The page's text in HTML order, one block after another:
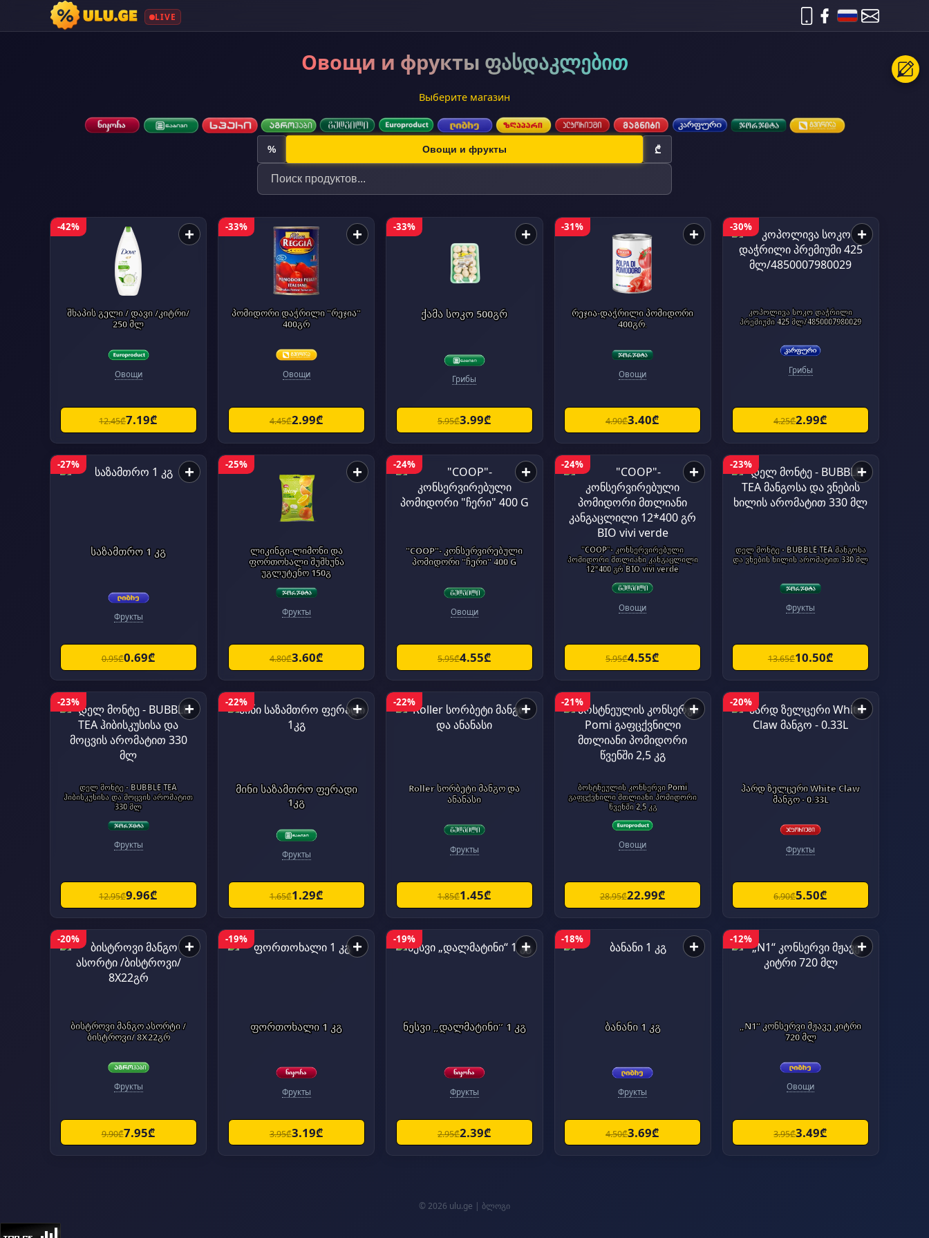
LIVE
Овощи и фрукты ფასდაკლებით
Выберите магазин
% Овощи и фрукты ₾
-42% +
შხაპის გელი / დავი /კიტრი/
250 მლ
Овощи
12.45₾7.19₾
-33% +
პომიდორი დაჭრილი "რეჯია"
400გრ
Овощи
4.45₾2.99₾
-33% +
ქამა სოკო 500გრ
Грибы
5.95₾3.99₾
-31% +
რეჯია-დაჭრილი პომიდორი
400გრ.
Овощи
4.90₾3.40₾
-30% +
კოპოლივა სოკო დაჭრილი
პრემიუმი 425 მლ/4850007980029
Грибы
4.25₾2.99₾
-27% +
საზამთრო 1 კგ
Фрукты
0.95₾0.69₾
-25% +
ლიკინგი-ლიმონი და
ფორთოხალი შუშხუნა
უგლუტენო 150გ
Фрукты
4.80₾3.60₾
-24% +
"COOP"- კონსერვირებული
პომიდორი "ჩერი" 400 G
Овощи
5.95₾4.55₾
-24% +
"COOP"- კონსერვირებული
პომიდორი მთლიანი კანგაცლილი
12*400 გრ BIO vivi verde
Овощи
5.95₾4.55₾
-23% +
დელ მონტე - BUBBLE TEA მანგოსა
და ვნების ხილის არომატით 330 მლ
Фрукты
13.65₾10.50₾
-23% +
დელ მონტე - BUBBLE TEA
ჰიბისკუსისა და მოცვის არომატით
330 მლ
Фрукты
12.95₾9.96₾
-22% +
მინი საზამთრო ფერადი
1კგ
Фрукты
1.65₾1.29₾
-22% +
Roller სორბეტი მანგო და
ანანასი
Фрукты
1.85₾1.45₾
-21% +
ბოსტნეულის კონსერვი Pomi
გაფცქვნილი მთლიანი პომიდორი
წვენში 2,5 კგ
Овощи
28.95₾22.99₾
-20% +
ჰარდ ზელცერი White Claw
მანგო - 0.33L
Фрукты
6.90₾5.50₾
-20% +
ბისტროვი მანგო ასორტი /
ბისტროვი/ 8X22გრ
Фрукты
9.90₾7.95₾
-19% +
ფორთოხალი 1 კგ
Фрукты
3.95₾3.19₾
-19% +
ნესვი „დალმატინი“ 1 კგ
Фрукты
2.95₾2.39₾
-18% +
ბანანი 1 კგ
Фрукты
4.50₾3.69₾
-12% +
„N1“ კონსერვი მჟავე კიტრი
720 მლ
Овощи
3.95₾3.49₾
© 2026 ulu.ge | ბლოგი